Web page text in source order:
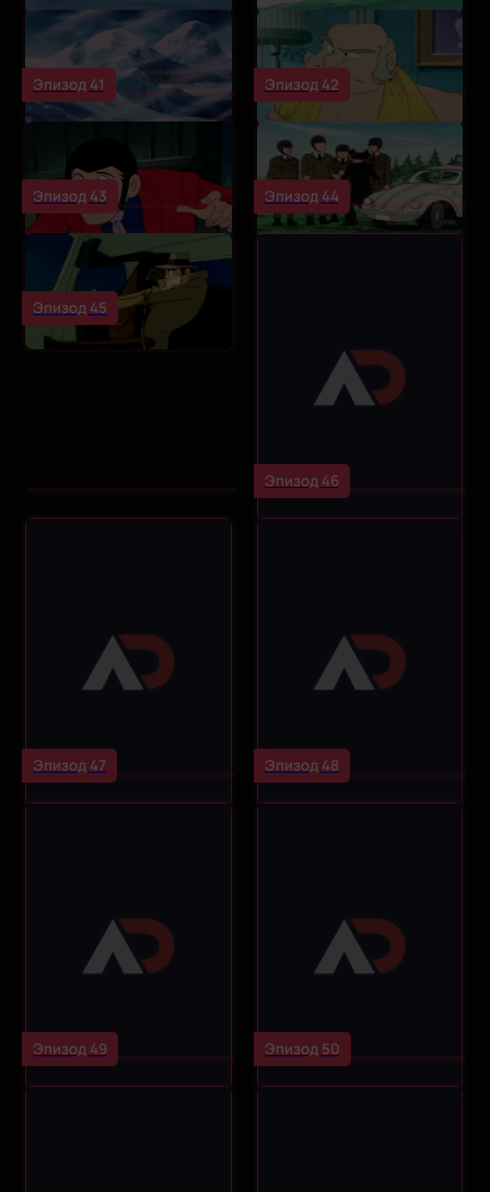
Эпизод 41 Эпизод 42
Эпизод 43 Эпизод 44
Эпизод 45
Эпизод 46
Эпизод 47 Эпизод 48
Эпизод 49 Эпизод 50